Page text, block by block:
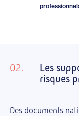
02.
Les
risques
Des documents